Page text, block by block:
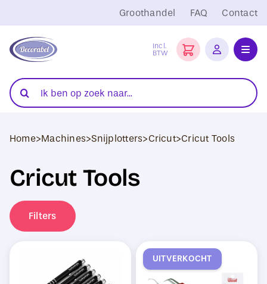
naar
inhoud
Groothandel FAQ Contact
Incl.
BTW
Folies
Transferpersen
Sublimatie
Blanco Textiel
Hobby Artikelen
DTF Transfers
Zoeken
naar:
Home>Machines>Snijplotters>Cricut>Cricut Tools
Cricut Tools
Filters
UITVERKOCHT